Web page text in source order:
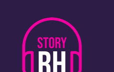
contenu